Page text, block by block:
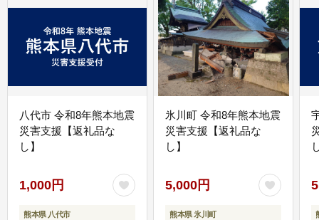
八代市 令和8年熊本地震
災害支援【返礼品な
し】
1,000円
熊本県 八代市
氷川町 令和8年熊本地震
災害支援【返礼品な
し】
5,000円
熊本県 氷川町